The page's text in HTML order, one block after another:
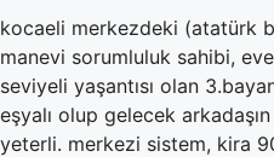
kocaeli merkezdeki (atatürk
manevi sorumluluk sahibi,
seviyeli yaşantısı olan
eşyalı olup gelecek
yeterli. merkezi sistem, kira